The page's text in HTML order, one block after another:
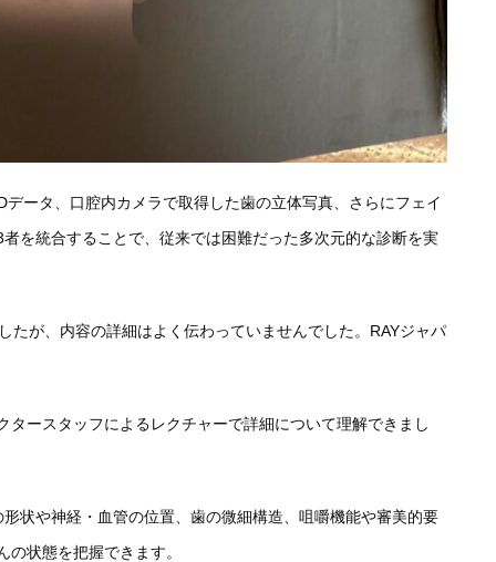
ータ、 口腔内カメラで取得した歯の立体写真、 さらにフェイ
者を統合することで、 従来では困難だった多次元的な診断を実
たが、 内容の詳細はよく伝わっていませんでした。 RAYジャパ
タースタッフによるレクチャーで詳細について理解できまし
状や神経・ 血管の位置、歯の微細構造、咀嚼機能や審美的要
状態を把握できます。